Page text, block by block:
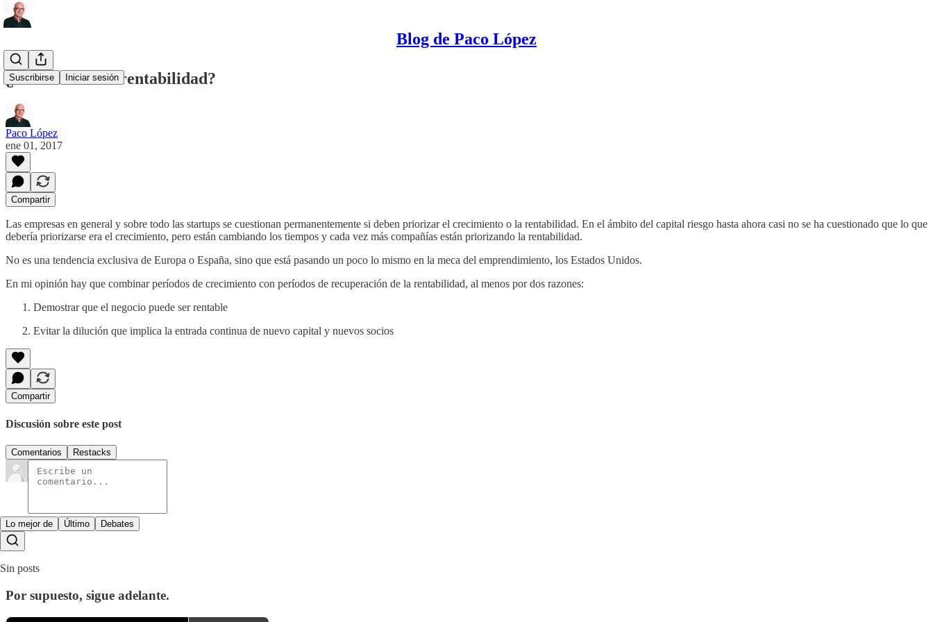
Blog de Paco López
Suscribirse Iniciar sesión
¿Crecimiento o rentabilidad?
Paco López
ene 01, 2017
Compartir
Las empresas en general y sobre todo las startups se cuestionan permanentemente si deben priorizar el crecimiento o la rentabilidad. En el ámbito del capital riesgo hasta ahora casi no se ha cuestionado que lo que
debería priorizarse era el crecimiento, pero están cambiando los tiempos y cada vez más compañías están priorizando la rentabilidad.
No es una tendencia exclusiva de Europa o España, sino que está pasando un poco lo mismo en la meca del emprendimiento, los Estados Unidos.
En mi opinión hay que combinar períodos de crecimiento con períodos de recuperación de la rentabilidad, al menos por dos razones:
Demostrar que el negocio puede ser rentable
Evitar la dilución que implica la entrada continua de nuevo capital y nuevos socios
Compartir
Discusión sobre este post
Comentarios Restacks
Lo mejor de Último Debates
Sin posts
Por supuesto, sigue adelante.